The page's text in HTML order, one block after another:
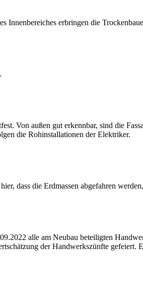
Innenbereiches erbringen die
Von außen gut erkennbar, sind die
die Rohinstallationen der Elektriker.
dass die Erdmassen abgefahren
alle am Neubau beteiligten
der Handwerkszünfte